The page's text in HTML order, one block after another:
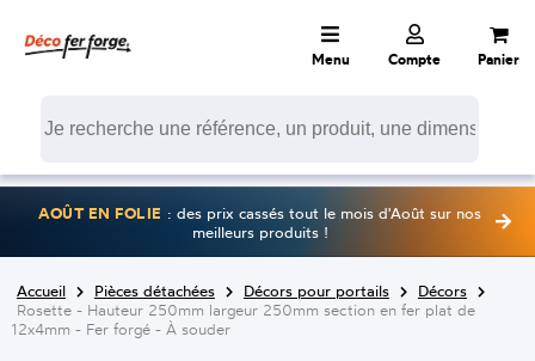
Menu Compte Panier
AOÛT EN FOLIE : des prix cassés tout le mois d'Août sur nos
meilleurs produits !
Accueil Pièces détachées Décors pour portails
Décors
Rosette - Hauteur 250mm largeur 250mm section en fer plat de
12x4mm - Fer forgé - À souder